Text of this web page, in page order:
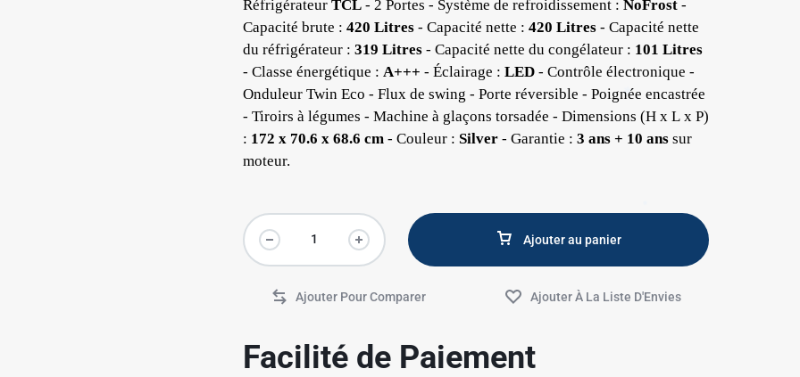
RéfrigérateurTCL - 2 Portes - Système de refroidissement :NoFrost -
Capacité brute :420 Litres - Capacité nette :420 Litres - Capacité nette
du réfrigérateur :319 Litres - Capacité nette du congélateur : 101 Litres
- Classe énergétique :A+++ - Éclairage :LED - Contrôle électronique -
Onduleur Twin Eco - Flux de swing - Porte réversible - Poignée encastrée
- Tiroirs à légumes - Machine à glaçons torsadée - Dimensions (H x L x P)
: 172 x 70.6 x 68.6 cm - Couleur :Silver - Garantie :3 ans + 10 ans sur
moteur.
Ajouter au panier
Facilité de Paiement